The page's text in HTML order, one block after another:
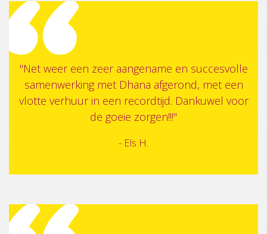
"Net weer een zeer aangename en succesvolle
samenwerking met Dhana afgerond, met een
vlotte verhuur in een recordtijd. Dankuwel voor
de goeie zorgen!!!"
- Els H.